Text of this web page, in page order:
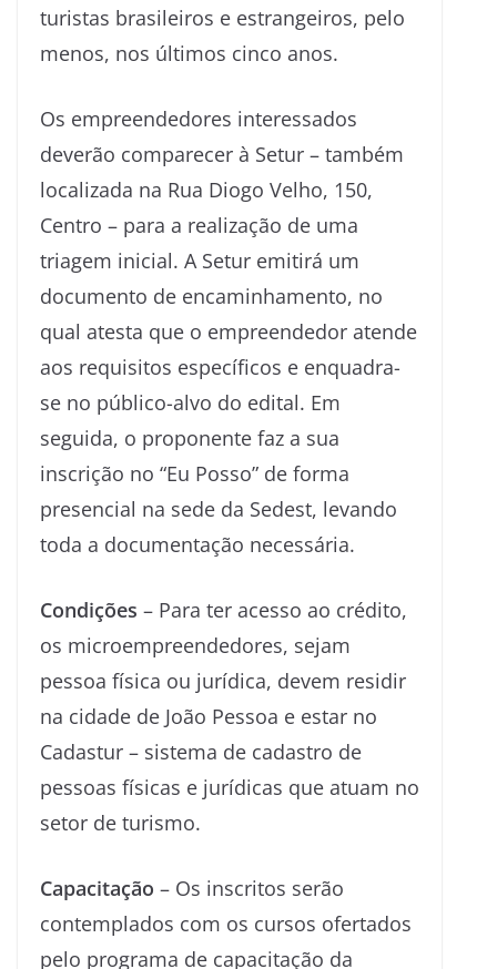
turistas brasileiros e estrangeiros, pelo
menos, nos últimos cinco anos.
Os empreendedores interessados
deverão comparecer à Setur – também
localizada na Rua Diogo Velho, 150,
Centro – para a realização de uma
triagem inicial. A Setur emitirá um
documento de encaminhamento, no
qual atesta que o empreendedor atende
aos requisitos específicos e enquadra-
se no público-alvo do edital. Em
seguida, o proponente faz a sua
inscrição no “Eu Posso” de forma
presencial na sede da Sedest, levando
toda a documentação necessária.
Condições – Para ter acesso ao crédito,
os microempreendedores, sejam
pessoa física ou jurídica, devem residir
na cidade de João Pessoa e estar no
Cadastur – sistema de cadastro de
pessoas físicas e jurídicas que atuam no
setor de turismo.
Capacitação – Os inscritos serão
contemplados com os cursos ofertados
pelo programa de capacitação da